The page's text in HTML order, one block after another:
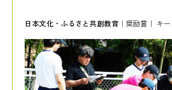
日本文化・ふるさと共創教育 ｜奨励賞｜ キ